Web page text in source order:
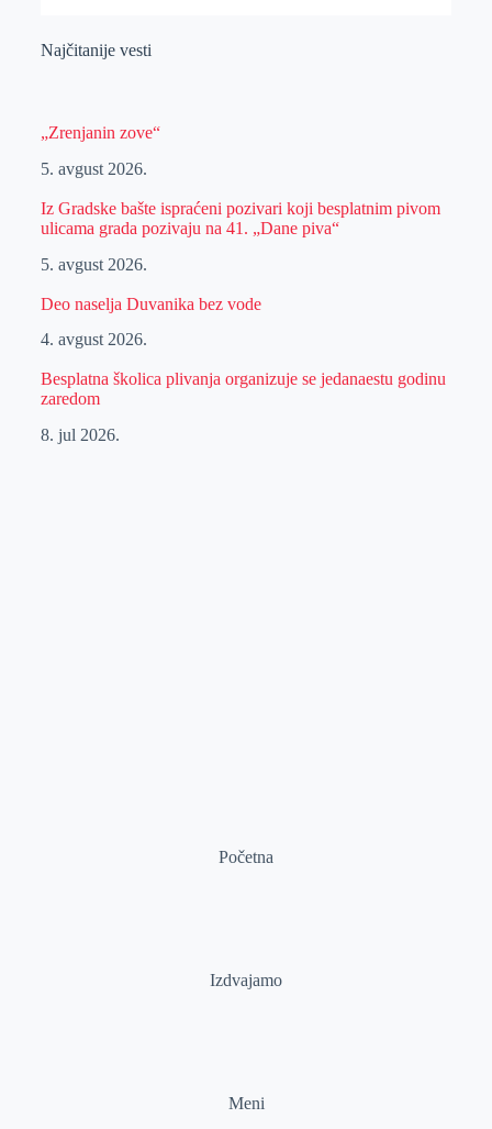
Najčitanije vesti
„Zrenjanin zove“
5. avgust 2026.
Iz Gradske bašte ispraćeni pozivari koji besplatnim pivom
ulicama grada pozivaju na 41. „Dane piva“
5. avgust 2026.
Deo naselja Duvanika bez vode
4. avgust 2026.
Besplatna školica plivanja organizuje se jedanaestu godinu
zaredom
8. jul 2026.
Početna
Izdvajamo
Meni